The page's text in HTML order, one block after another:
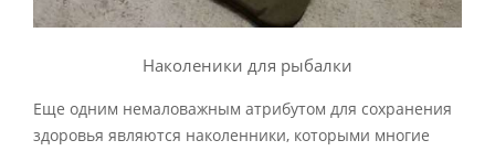
Наколеники для рыбалки
Еще одним немаловажным атрибутом для сохранения
здоровья являются наколенники, которыми многие